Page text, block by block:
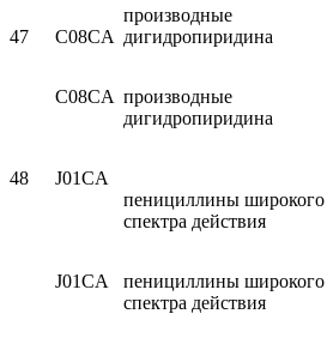
47 C08CA
производные
дигидропиридина
C08CA производные
дигидропиридина
48
J01CA
пенициллины широкого
спектра действия
J01CA
пенициллины широкого
спектра действия